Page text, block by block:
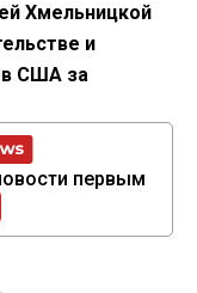
Хмельницкой
и
США за
первым